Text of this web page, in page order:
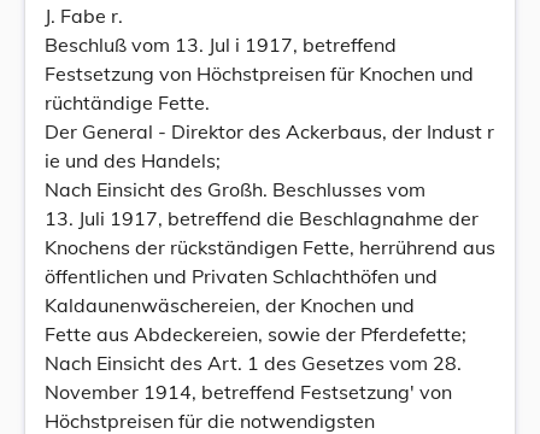
J. Fabe r.
Beschluß vom 13. Jul i 1917, betreffend
Festsetzung von Höchstpreisen für Knochen und
rüchtändige Fette.
Der General - Direktor des Ackerbaus, der Indust r
ie und des Handels;
Nach Einsicht des Großh. Beschlusses vom
13. Juli 1917, betreffend die Beschlagnahme der
Knochens der rückständigen Fette, herrührend aus
öffentlichen und Privaten Schlachthöfen und
Kaldaunenwäschereien, der Knochen und
Fette aus Abdeckereien, sowie der Pferdefette;
Nach Einsicht des Art. 1 des Gesetzes vom 28.
November 1914, betreffend Festsetzung' von
Höchstpreisen für die notwendigsten